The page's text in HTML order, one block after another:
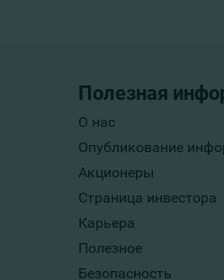
Полезная
О нас
Опубликование
Акционеры
Страница инвестора
Карьера
Полезное
Безопасность